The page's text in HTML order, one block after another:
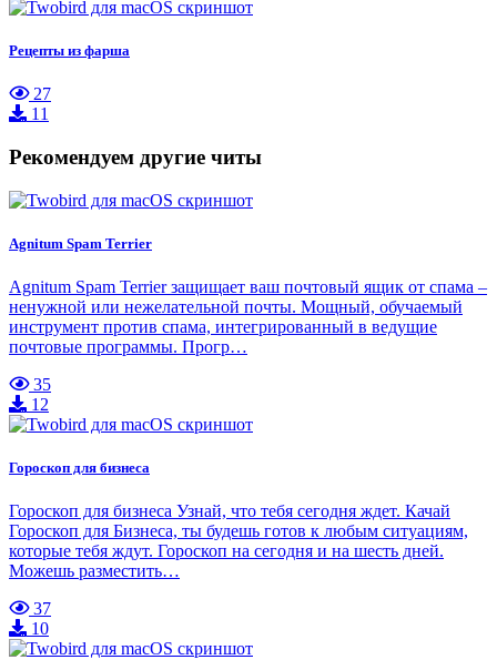
Рецепты из фарша
27
11
Рекомендуем другие читы
Agnitum Spam Terrier
Agnitum Spam Terrier защищает ваш почтовый ящик от спама –
ненужной или нежелательной почты. Мощный, обучаемый
инструмент против спама, интегрированный в ведущие
почтовые программы. Прогр…
35
12
Гороскоп для бизнеса
Гороскоп для бизнеса Узнай, что тебя сегодня ждет. Качай
Гороскоп для Бизнеса, ты будешь готов к любым ситуациям,
которые тебя ждут. Гороскоп на сегодня и на шесть дней.
Можешь разместить…
37
10